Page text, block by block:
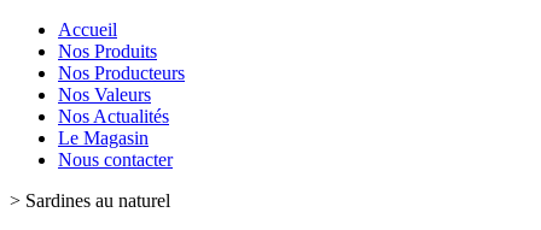
Accueil
Nos Produits
Nos Producteurs
Nos Valeurs
Nos Actualités
Le Magasin
Nous contacter
> Sardines au naturel